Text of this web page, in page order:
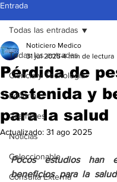
Entrada
Todas las entradas
Ciencia y Tecnología
Editorial
Gremiales
Noticias
Coleccionable
Consulta Externa
Todas las entradas
Pérdida de
sostenida y
para la salud
Noticiero Medico
31 jul 2025 4 min de lectura
Actualizado: 31 ago 2025
Pocos estudios han
beneficios para la